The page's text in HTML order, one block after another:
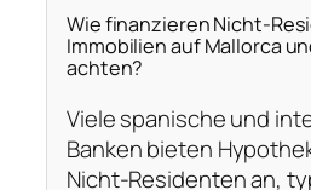
Wie finanzieren
Immobilien auf Mallorca
achten?
Viele spanische und
Banken bieten
Nicht‑Residenten an,